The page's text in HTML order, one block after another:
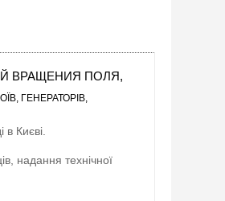
ВРАЩЕНИЯ ПОЛЯ,
ГЕНЕРАТОРІВ,
Києві.
надання технічної